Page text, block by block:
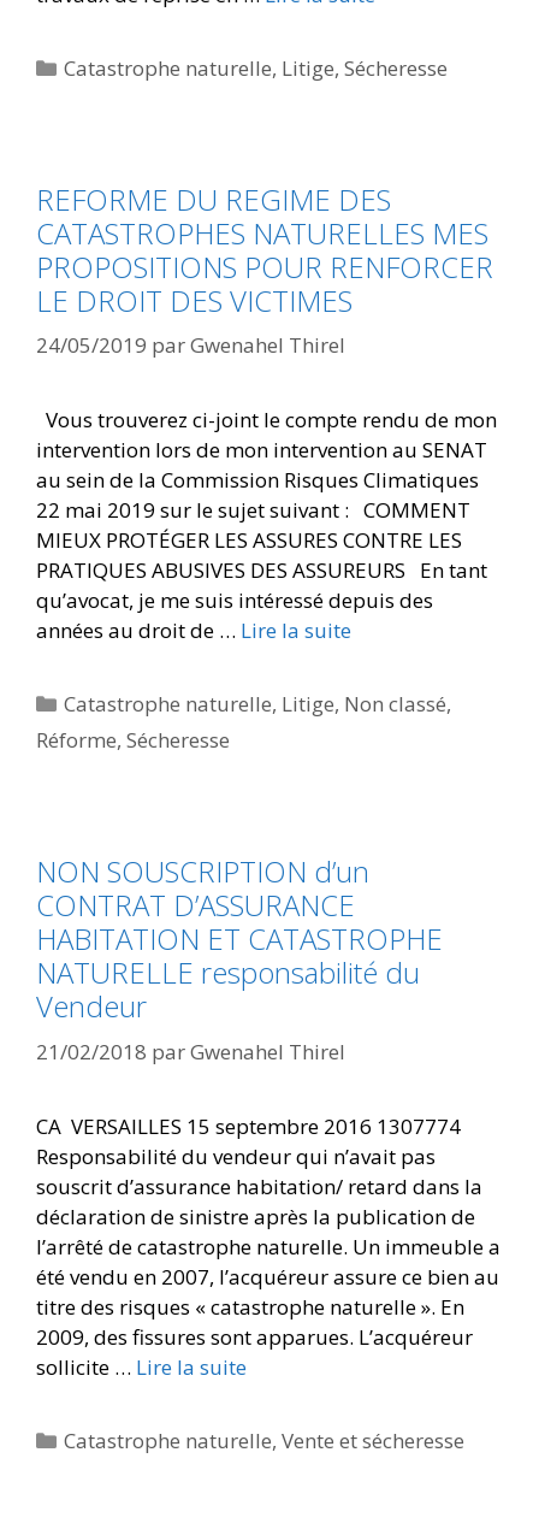
Catastrophe naturelle, Litige,Sécheresse
REFORME DU REGIME DES
CATASTROPHES NATURELLES MES
PROPOSITIONS POUR RENFORCER
LE DROIT DES VICTIMES
24/05/2019 parGwenahel Thirel
Vous trouverez ci-joint le compte rendu de mon
intervention lors de mon intervention au SENAT
au sein de la Commission Risques Climatiques
22 mai 2019 sur le sujet suivant : COMMENT
MIEUX PROTÉGER LES ASSURES CONTRE LES
PRATIQUES ABUSIVES DES ASSUREURS En tant
qu’avocat, je me suis intéressé depuis des
années au droit de … Lire la suite
Catastrophe naturelle, Litige, Non classé,
Réforme, Sécheresse
NON SOUSCRIPTION d’un
CONTRAT D’ASSURANCE
HABITATION ET CATASTROPHE
NATURELLE responsabilité du
Vendeur
21/02/2018 parGwenahel Thirel
CA VERSAILLES 15 septembre 2016 1307774
Responsabilité du vendeur qui n’avait pas
souscrit d’assurance habitation/ retard dans la
déclaration de sinistre après la publication de
l’arrêté de catastrophe naturelle. Un immeuble a
été vendu en 2007, l’acquéreur assure ce bien au
titre des risques « catastrophe naturelle ». En
2009, des fissures sont apparues. L’acquéreur
sollicite … Lire la suite
Catastrophe naturelle,Vente et sécheresse